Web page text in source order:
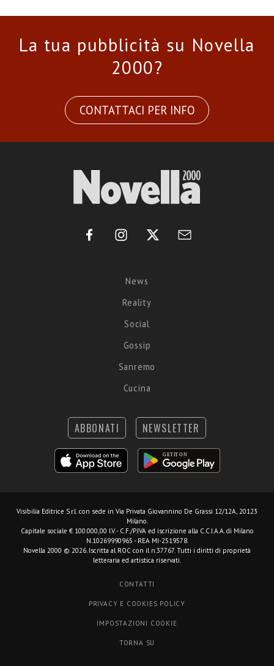
La tua pubblicità su Novella
2000?
CONTATTACI PER INFO
News
Reality
Social
Gossip
Sanremo
Cucina
ABBONATI NEWSLETTER
Visibilia Editrice S.r.l. con sede in Via Privata Giovannino De Grassi 12/12A, 20123
Milano.
Capitale sociale € 100.000,00 I.V. - C.F./P.IVA ed iscrizione alla C.C.I.A.A. di Milano
N.10269990965 - REA MI-2519578.
Novella 2000 © 2026. Iscritta al ROC con il n.37767. Tutti i diritti di proprietà
letteraria ed artistica riservati.
CONTATTI
PRIVACY E COOKIES POLICY
IMPOSTAZIONI COOKIE
TORNA SU